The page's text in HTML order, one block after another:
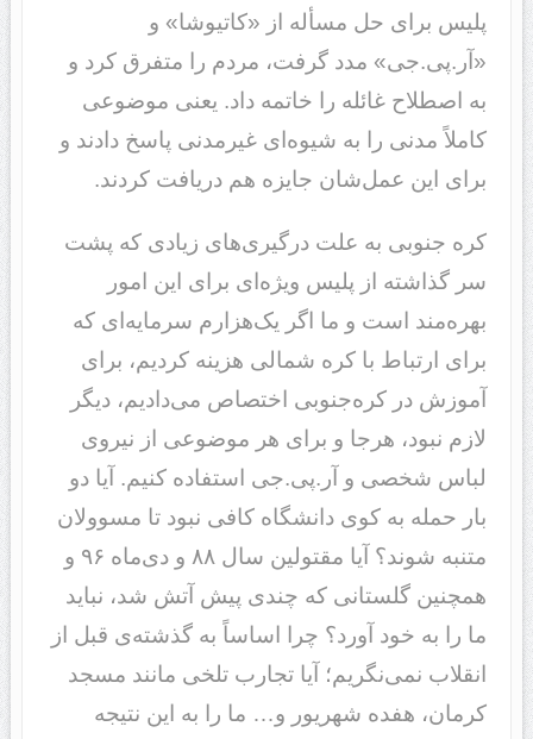
پلیس برای حل مسأله از «کاتیوشا» و
«آر.پی.جی» مدد گرفت، مردم را متفرق کرد و
به اصطلاح غائله را خاتمه داد. یعنی موضوعی
کاملاً مدنی را به شیوه‌ای غیرمدنی پاسخ دادند و
برای این عمل‌شان جایزه هم دریافت کردند.
کره جنوبی به علت درگیری‌های زیادی که پشت
سر گذاشته از پلیس ویژه‌ای برای این امور
بهره‌مند است و ما اگر یک‌هزارم سرمایه‌ای که
برای ارتباط با کره‌ شمالی هزینه کردیم، برای
آموزش در کره‌جنوبی اختصاص می‌دادیم، دیگر
لازم نبود، هرجا و برای هر موضوعی از نیروی
لباس شخصی و آر.پی.جی استفاده کنیم. آیا دو
بار حمله به کوی دانشگاه کافی نبود تا مسوولان
متنبه شوند؟ آیا مقتولین سال‌ ۸۸ و دی‌ماه ۹۶ و
همچنین گلستانی که چندی پیش آتش شد، نباید
ما را به خود آورد؟ چرا اساساً به گذشته‌ی قبل از
انقلاب نمی‌نگریم؛ آیا تجارب تلخی مانند مسجد
کرمان، هفده شهریور و… ما را به این نتیجه